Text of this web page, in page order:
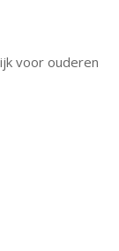
voor ouderen